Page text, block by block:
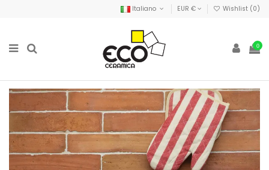
Italiano EUR € Wishlist (0)
0